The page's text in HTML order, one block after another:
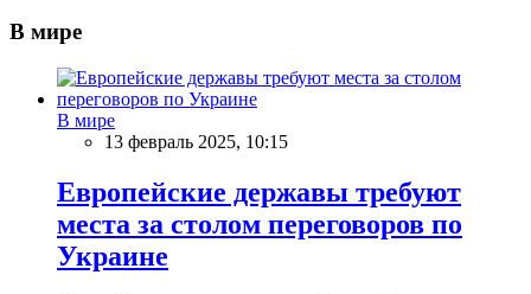
В мире
В мире
13 февраль 2025, 10:15
Европейские державы требуют
места за столом переговоров по
Украине